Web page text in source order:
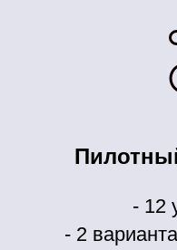
- 12
- 2